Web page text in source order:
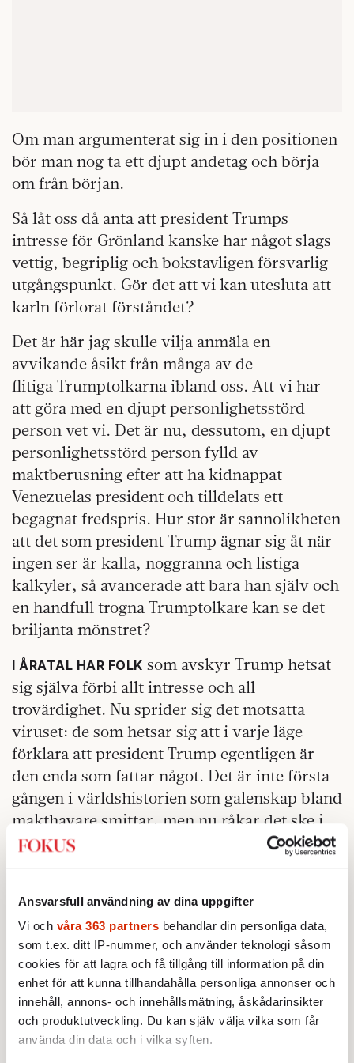
Ansvarsfull användning av dina uppgifter
Vi och våra 363 partners behandlar din personliga data,
som t.ex. ditt IP-nummer, och använder teknologi såsom
cookies för att lagra och få tillgång till information på din
enhet för att kunna tillhandahålla personliga annonser och
innehåll, annons- och innehållsmätning, åskådarinsikter
och produktutveckling. Du kan själv välja vilka som får
använda din data och i vilka syften.
Om man argumenterat sig in i den positionen
bör man nog ta ett djupt andetag och börja
om från början.
Så låt oss då anta att president Trumps
intresse för Grönland kanske har något slags
vettig, begriplig och bokstavligen försvarlig
utgångspunkt. Gör det att vi kan utesluta att
karln förlorat förståndet?
Det är här jag skulle vilja anmäla en
avvikande åsikt från många av de
flitiga Trumptolkarna ibland oss. Att vi har
att göra med en djupt personlighetsstörd
person vet vi. Det är nu, dessutom, en djupt
personlighetsstörd person fylld av
maktberusning efter att ha kidnappat
Venezuelas president och tilldelats ett
begagnat fredspris. Hur stor är sannolikheten
att det som president Trump ägnar sig åt när
ingen ser är kalla, noggranna och listiga
kalkyler, så avancerade att bara han själv och
en handfull trogna Trumptolkare kan se det
briljanta mönstret?
I ÅRATAL HAR FOLK som avskyr Trump hetsat
sig själva förbi allt intresse och all
trovärdighet. Nu sprider sig det motsatta
viruset: de som hetsar sig att i varje läge
förklara att president Trump egentligen är
den enda som fattar något. Det är inte första
gången i världshistorien som galenskap bland
makthavare smittar, men nu råkar det ske i
vår del av världshistorien.
kontrollera Grönland. Det är en sak. Att
Donald Trump visar tecken på att ett par
indianer ramlat ur kanoten är en annan.